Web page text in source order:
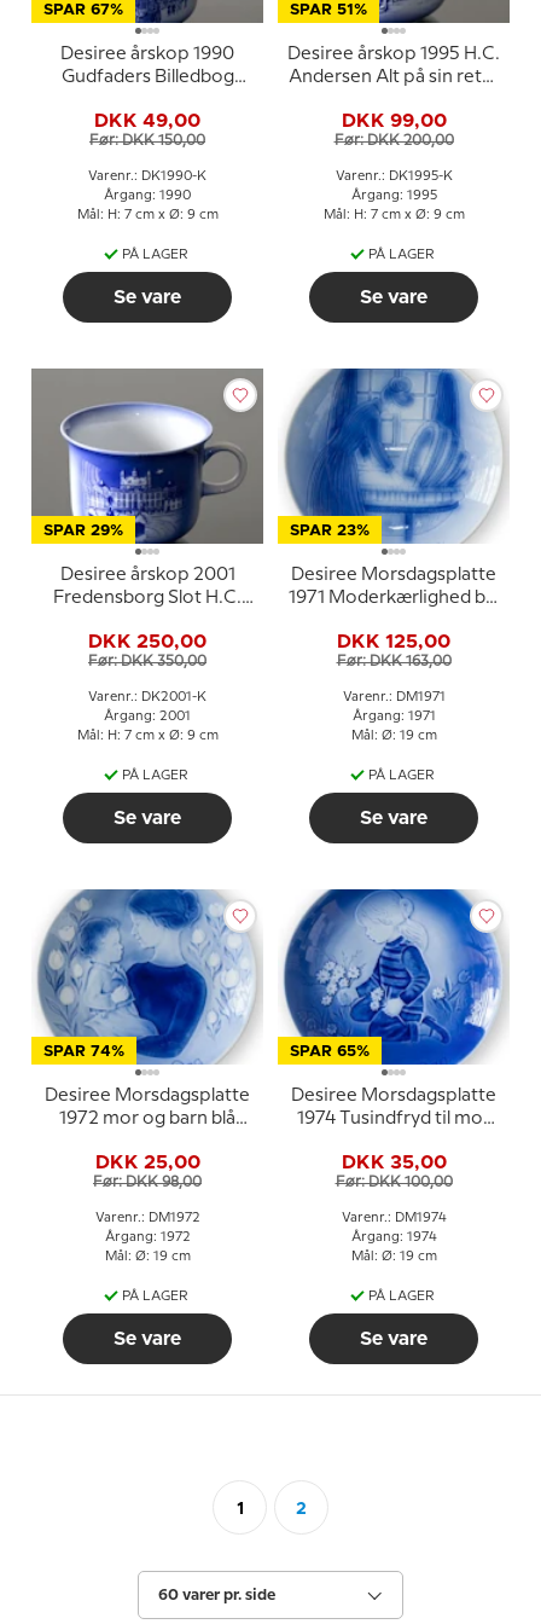
SPAR 67%
Desiree årskop 1990
Gudfaders Billedbog
DKK 49,00
Før: DKK 150,00
Varenr.: DK1990-K
Årgang: 1990
Mål: H: 7 cm x Ø: 9 cm
PÅ LAGER
Se vare
SPAR 51%
Desiree årskop 1995 H.C.
Andersen Alt på sin rette
DKK 99,00
Før: DKK 200,00
Varenr.: DK1995-K
Årgang: 1995
Mål: H: 7 cm x Ø: 9 cm
PÅ LAGER
Se vare
SPAR 29%
Desiree årskop 2001
Fredensborg Slot H.C.
DKK 250,00
Før: DKK 350,00
Varenr.: DK2001-K
Årgang: 2001
Mål: H: 7 cm x Ø: 9 cm
PÅ LAGER
Se vare
SPAR 23%
Desiree Morsdagsplatte
1971 Moderkærlighed blå
DKK 125,00
Før: DKK 163,00
Varenr.: DM1971
Årgang: 1971
Mål: Ø: 19 cm
PÅ LAGER
Se vare
SPAR 74%
Desiree Morsdagsplatte
1972 mor og barn blå
DKK 25,00
Før: DKK 98,00
Varenr.: DM1972
Årgang: 1972
Mål: Ø: 19 cm
PÅ LAGER
Se vare
SPAR 65%
Desiree Morsdagsplatte
1974 Tusindfryd til mor
DKK 35,00
Før: DKK 100,00
Varenr.: DM1974
Årgang: 1974
Mål: Ø: 19 cm
PÅ LAGER
Se vare
1 2
60 varer pr. side